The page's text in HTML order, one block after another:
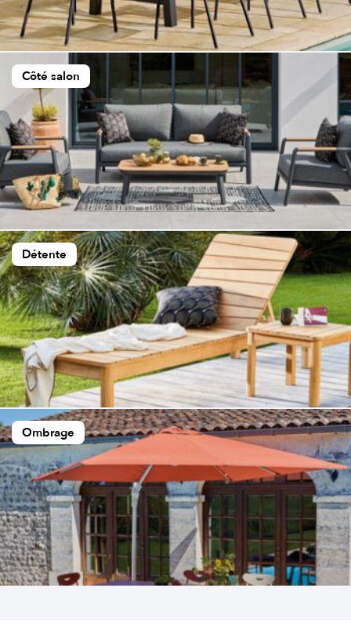
Côté salon
Détente
Ombrage